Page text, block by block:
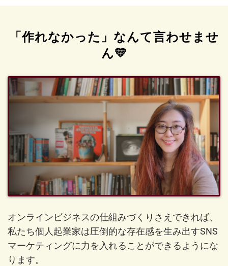
「作れなかった」なんて言わせませ
ん💛
オンラインビジネスの仕組みづくりさえできれば、
私たち個人起業家は圧倒的な存在感を生み出すSNS
マーケティングに力を入れることができるようにな
ります。